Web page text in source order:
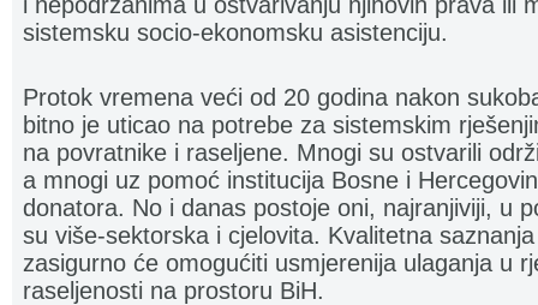
sistemsku socio-ekonomsku asistenciju.
Protok vremena veći od 20 godina nakon
bitno je uticao na potrebe za sistemskim
na povratnike i raseljene. Mnogi su ostvarili
a mnogi uz pomoć institucija Bosne i
donatora. No i danas postoje oni, najranjiviji, u
su više-sektorska i cjelovita. Kvalitetna
zasigurno će omogućiti usmjerenija ulaganja u
raseljenosti na prostoru BiH.